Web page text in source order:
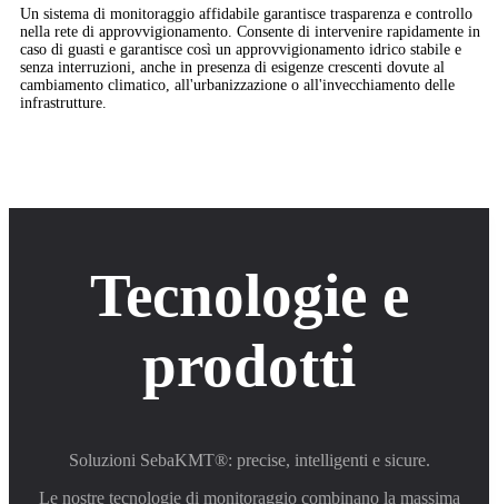
Un sistema di monitoraggio affidabile garantisce trasparenza e controllo
nella rete di approvvigionamento. Consente di intervenire rapidamente in
caso di guasti e garantisce così un approvvigionamento idrico stabile e
senza interruzioni, anche in presenza di esigenze crescenti dovute al
cambiamento climatico, all'urbanizzazione o all'invecchiamento delle
infrastrutture.
Tecnologie e
prodotti
Soluzioni SebaKMT®: precise, intelligenti e sicure.
Le nostre tecnologie di monitoraggio combinano la massima